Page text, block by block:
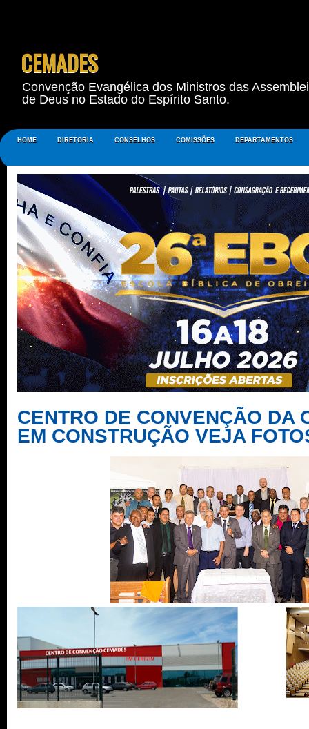
CEMADES
Convenção Evangélica dos Ministros das
de Deus no Estado do Espírito Santo.
HOME DIRETORIA CONSELHOS COMISSÕES DEPARTAMENTOS
CENTRO DE CONVENÇÃO DA
EM CONSTRUÇÃO VEJA